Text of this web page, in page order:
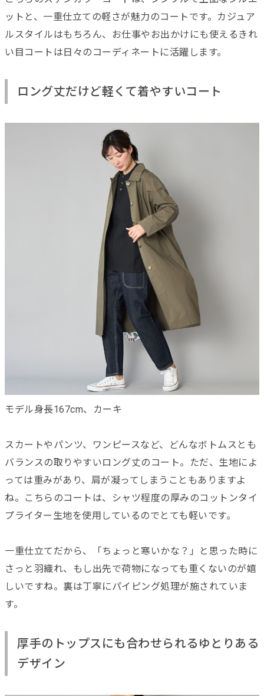
ットと、一重仕立ての軽さが魅力のコートです。カジュア
ルスタイルはもちろん、お仕事やお出かけにも使えるきれ
い目コートは日々のコーディネートに活躍します。
ロング丈だけど軽くて着やすいコート
モデル身長167cm、カーキ
スカートやパンツ、ワンピースなど、どんなボトムスとも
バランスの取りやすいロング丈のコート。ただ、生地によ
っては重みがあり、肩が凝ってしまうこともありますよ
ね。こちらのコートは、シャツ程度の厚みのコットンタイ
プライター生地を使用しているのでとても軽いです。
一重仕立てだから、「ちょっと寒いかな？」と思った時に
さっと羽織れ、もし出先で荷物になっても重くないのが嬉
しいですね。裏は丁寧にパイピング処理が施されていま
す。
厚手のトップスにも合わせられるゆとりある
デザイン